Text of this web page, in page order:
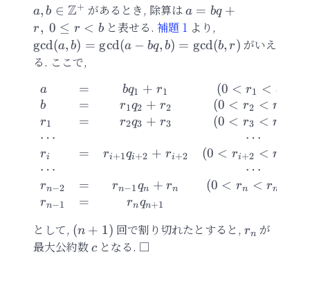
a,
b\in\mathbb{Z}^{+}
a, b ∈ Z+ があるとき, 除算はa=bq+r,\
0\leq r\lt
b
a = bq +
r, 0 ≤ r < bと表せる. 補題 1 より,
bq,b)=\gcd(b,r)
gcd(a, b) = gcd(a − bq, b) = gcd(b, r) がいえ
る. ここで,
\begin{array}{ll}
a
b
r1
⋯
ri
⋯
rn−2
rn−1
=
=
=
=
=
=
bq1 + r1
r1q2 + r2
r2q3 + r3
ri+1qi+2 + ri+2
rn−1qn + rn
rnqn+1
(0 < r1 < b
(0 < r2 < r
(0 < r3 < r
⋯
(0 < ri+2 < r
⋯
(0 < rn < rn
として, (n+1)
(n + 1) 回で割り切れたとすると, r_n
rn が
最大公約数c
c となる.